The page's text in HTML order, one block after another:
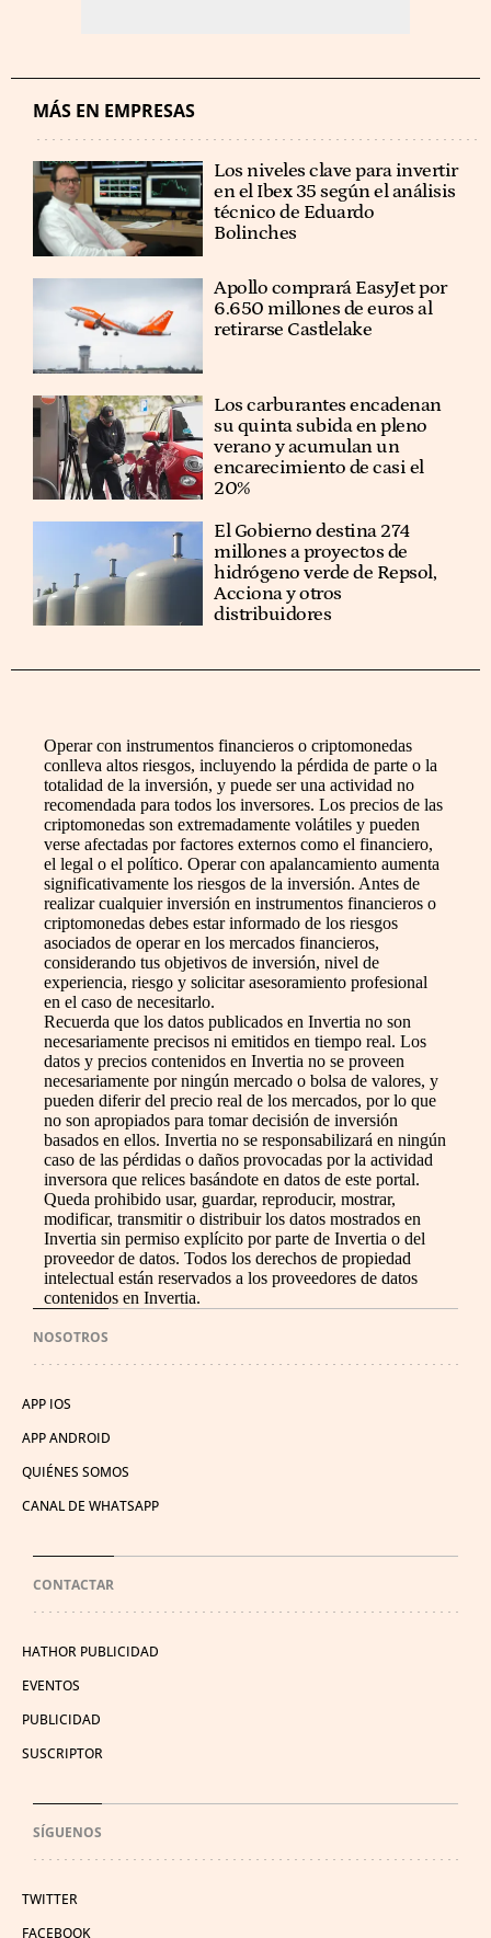
MÁS EN EMPRESAS
Los niveles clave para invertir
en el Ibex 35 según el análisis
técnico de Eduardo
Bolinches
Apollo comprará EasyJet por
6.650 millones de euros al
retirarse Castlelake
Los carburantes encadenan
su quinta subida en pleno
verano y acumulan un
encarecimiento de casi el
20%
El Gobierno destina 274
millones a proyectos de
hidrógeno verde de Repsol,
Acciona y otros
distribuidores
Operar con instrumentos financieros o criptomonedas
conlleva altos riesgos, incluyendo la pérdida de parte o la
totalidad de la inversión, y puede ser una actividad no
recomendada para todos los inversores. Los precios de las
criptomonedas son extremadamente volátiles y pueden
verse afectadas por factores externos como el financiero,
el legal o el político. Operar con apalancamiento aumenta
significativamente los riesgos de la inversión. Antes de
realizar cualquier inversión en instrumentos financieros o
criptomonedas debes estar informado de los riesgos
asociados de operar en los mercados financieros,
considerando tus objetivos de inversión, nivel de
experiencia, riesgo y solicitar asesoramiento profesional
en el caso de necesitarlo.
Recuerda que los datos publicados en Invertia no son
necesariamente precisos ni emitidos en tiempo real. Los
datos y precios contenidos en Invertia no se proveen
necesariamente por ningún mercado o bolsa de valores, y
pueden diferir del precio real de los mercados, por lo que
no son apropiados para tomar decisión de inversión
basados en ellos. Invertia no se responsabilizará en ningún
caso de las pérdidas o daños provocadas por la actividad
inversora que relices basándote en datos de este portal.
Queda prohibido usar, guardar, reproducir, mostrar,
modificar, transmitir o distribuir los datos mostrados en
Invertia sin permiso explícito por parte de Invertia o del
proveedor de datos. Todos los derechos de propiedad
intelectual están reservados a los proveedores de datos
contenidos en Invertia.
NOSOTROS
APP IOS
APP ANDROID
QUIÉNES SOMOS
CANAL DE WHATSAPP
CONTACTAR
HATHOR PUBLICIDAD
EVENTOS
PUBLICIDAD
SUSCRIPTOR
SÍGUENOS
TWITTER
FACEBOOK